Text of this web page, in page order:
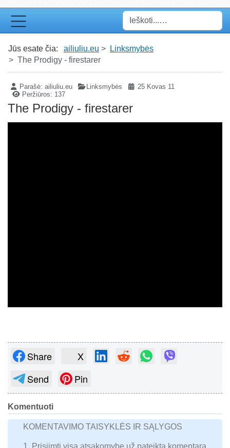
Paieška
Jūs esate čia: ailiuliu.eu
Linksmybės
The Prodigy - firestarer
Parašė:ailiuliu.eu Linksmybės
25 Kovas 11
Peržiūros: 137
The Prodigy - firestarer
Share
X
Send
Pin
Komentuoti
KOMENTAVIMO TAISYKLĖS IR SĄLYGOS
1. Prisiimti visą atsakomybę už pateiktą komentarą.